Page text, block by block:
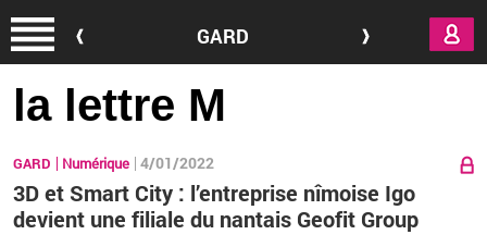
GARD
la lettre M
GARD Numérique 4/01/2022
3D et Smart City : l’entreprise nîmoise Igo
devient une filiale du nantais Geofit Group